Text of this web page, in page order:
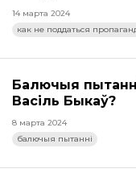
14 марта 2024
как не поддаться
Балючыя
Васіль Быкаў?
8 марта 2024
балючыя пытанні